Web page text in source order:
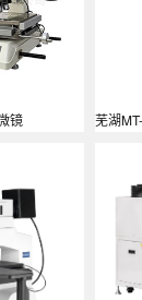
镜